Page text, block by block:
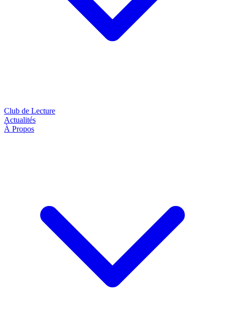
Club de Lecture
Actualités
À Propos